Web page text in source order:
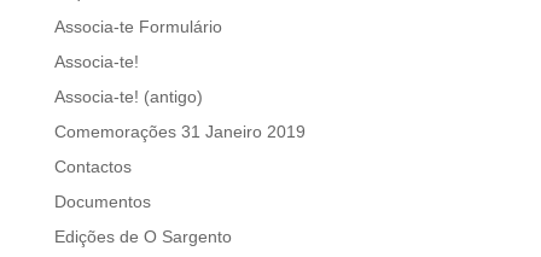
Associa-te Formulário
Associa-te!
Associa-te! (antigo)
Comemorações 31 Janeiro 2019
Contactos
Documentos
Edições de O Sargento